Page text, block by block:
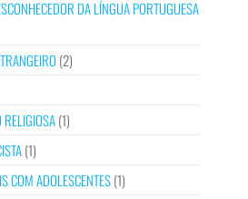
DA LÍNGUA PORTUGUESA
(2)
RELIGIOSA(1)
(1)
COM ADOLESCENTES(1)